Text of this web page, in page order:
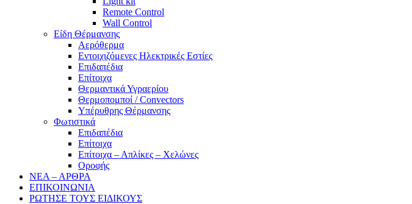
Remote Control
Wall Control
Είδη Θέρμανσης
Αερόθερμα
Εντοιχιζόμενες Ηλεκτρικές Εστίες
Επιδαπέδια
Επίτοιχα
Θερμαντικά Υγραερίου
Θερμοπομποί / Convectors
Υπέρυθρης Θέρμανσης
Φωτιστικά
Επιδαπέδια
Επίτοιχα
Επίτοιχα – Απλίκες – Χελώνες
Οροφής
ΝΕΑ – ΑΡΘΡΑ
ΕΠΙΚΟΙΝΩΝΙΑ
ΡΩΤΗΣΕ ΤΟΥΣ ΕΙΔΙΚΟΥΣ